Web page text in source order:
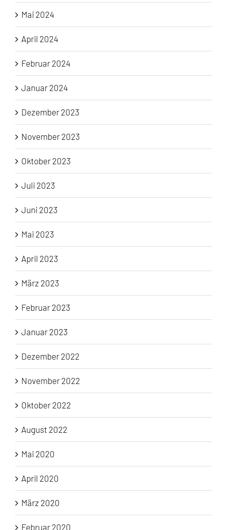
Mai 2024
April 2024
Februar 2024
Januar 2024
Dezember 2023
November 2023
Oktober 2023
Juli 2023
Juni 2023
Mai 2023
April 2023
März 2023
Februar 2023
Januar 2023
Dezember 2022
November 2022
Oktober 2022
August 2022
Mai 2020
April 2020
März 2020
Februar 2020